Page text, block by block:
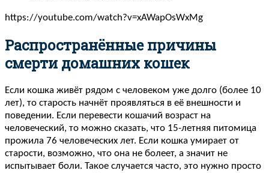
https://youtube.com/watch?v=xAWapOsWxMg
Распространённые причины
смерти домашних кошек
Если кошка живёт рядом с человеком уже долго (более 10
лет), то старость начнёт проявляться в её внешности и
поведении. Если перевести кошачий возраст на
человеческий, то можно сказать, что 15-летняя питомица
прожила 76 человеческих лет. Если кошка умирает от
старости, возможно, что она не болеет, а значит не
испытывает боли. Такое случается часто, это нужно просто